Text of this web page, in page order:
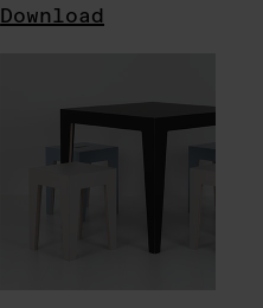
Download